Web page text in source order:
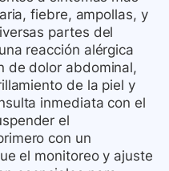
fiebre, ampollas, y
partes del
reacción alérgica
de dolor abdominal,
de la piel y
inmediata con el
el
con un
el monitoreo y ajuste